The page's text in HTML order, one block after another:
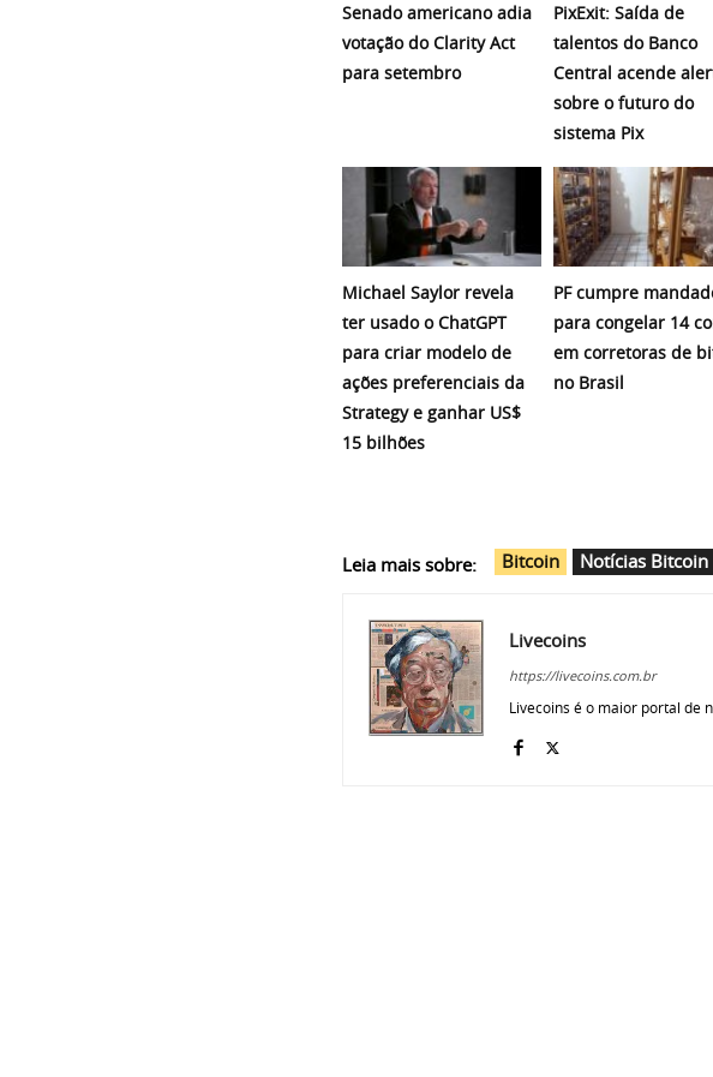
Senado americano adia
votação do Clarity Act
para setembro
PixExit: Saída de
talentos do Banco
Central acende
sobre o futuro do
sistema Pix
Michael Saylor revela
ter usado o ChatGPT
para criar modelo de
ações preferenciais da
Strategy e ganhar US$
15 bilhões
PF cumpre
para congelar 14
em corretoras de
no Brasil
Leia mais sobre: Bitcoin Notícias Bitcoin
Livecoins
https://livecoins.com.br
Livecoins é o maior portal de